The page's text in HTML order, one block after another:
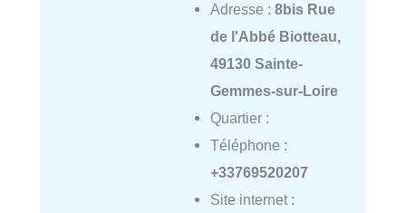
Adresse : 8bis Rue
de l'Abbé Biotteau,
49130 Sainte-
Gemmes-sur-Loire
Quartier :
Téléphone :
+33769520207
Site internet :